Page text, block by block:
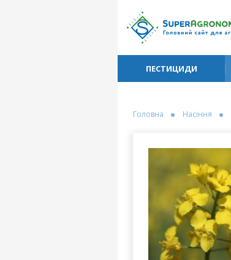
ПЕСТИЦИДИ
Головна Насіння